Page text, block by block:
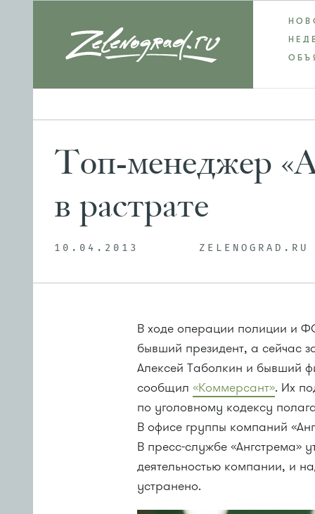
Топ-менеджер
в растрате
10.04.2013 ZELENOGRAD.RU
В ходе операции полиции и
бывший президент, а сейчас
Алексей Таболкин и бывший
сообщил«Коммерсант». Их
по уголовному кодексу
В офисе группы компаний
В пресс-службе «Ангстрема»
деятельностью компании, и
устранено.